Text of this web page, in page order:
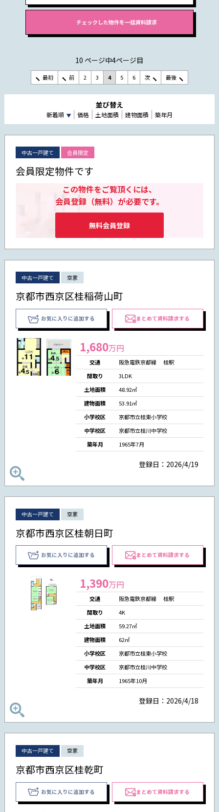
10 ページ中4ページ目
最初 前 2 3 4 5 6 次 最後
並び替え
新着順 価格 土地面積 建物面積 築年月
中古一戸建て 会員限定
会員限定物件です
この物件をご覧頂くには、
会員登録（無料）が必要です。
無料会員登録
中古一戸建て 空家
京都市西京区桂稲荷山町
お気に入りに追加する まとめて資料請求する
1,680万円
交通
阪急電鉄京都線 桂駅
間取り
3LDK
土地面積
48.92㎡
建物面積
53.91㎡
小学校区
京都市立桂東小学校
中学校区
京都市立桂川中学校
築年月
1965年7月
登録日：2026/4/19
中古一戸建て 空家
京都市西京区桂朝日町
お気に入りに追加する まとめて資料請求する
1,390万円
交通
阪急電鉄京都線 桂駅
間取り
4K
土地面積
59.27㎡
建物面積
62㎡
小学校区
京都市立桂東小学校
中学校区
京都市立桂川中学校
築年月
1965年10月
登録日：2026/4/18
中古一戸建て 空家
京都市西京区桂乾町
お気に入りに追加する まとめて資料請求する